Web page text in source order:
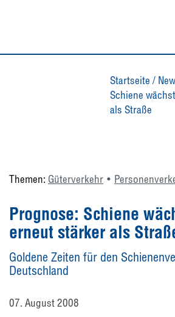
Startseite /
Schiene
als Straße
Themen: Güterverkehr
Prognose: Schiene
erneut stärker als
Goldene Zeiten für den
Deutschland
07. August 2008